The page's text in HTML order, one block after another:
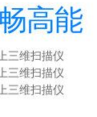
高能